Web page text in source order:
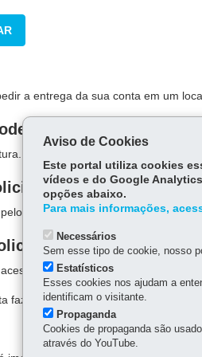
a entrega da sua conta em um
solicitar
site da Sanepar.
você devefazer um cadastro
fazer a solicitação.
Aviso de Cookies
Este portal utiliza cookies
vídeos e do Google
opções abaixo.
Para mais informações,
Necessários
Sem esse tipo de cookie, nosso
Estatísticos
Esses cookies nos ajudam a
identificam o visitante.
Propaganda
Cookies de propaganda são
através do YouTube.